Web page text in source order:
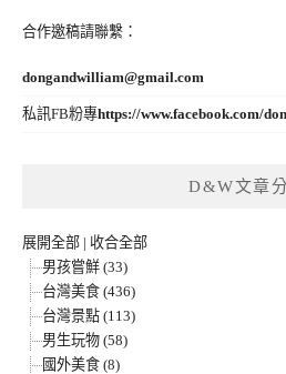
合作邀稿請聯繫：
dongandwilliam@gmail.com
私訊FB粉專https://www.facebook.com/
D&W文章
展開全部 | 收合全部
男孩嘗鮮 (33)
台灣美食 (436)
台灣景點 (113)
男生玩物 (58)
國外美食 (8)